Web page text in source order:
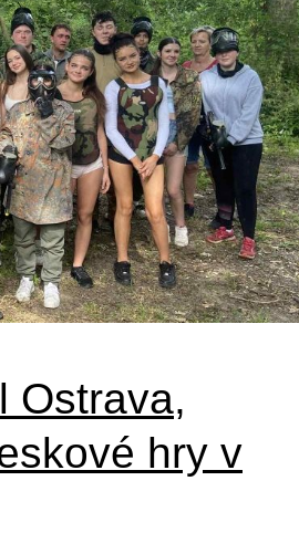
Ostrava,
hry v